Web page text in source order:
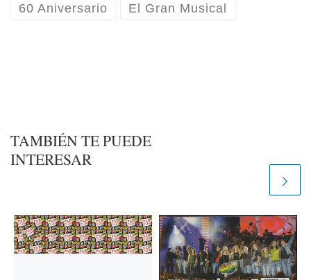
60 Aniversario El Gran Musical
TAMBIÉN TE PUEDE
INTERESAR